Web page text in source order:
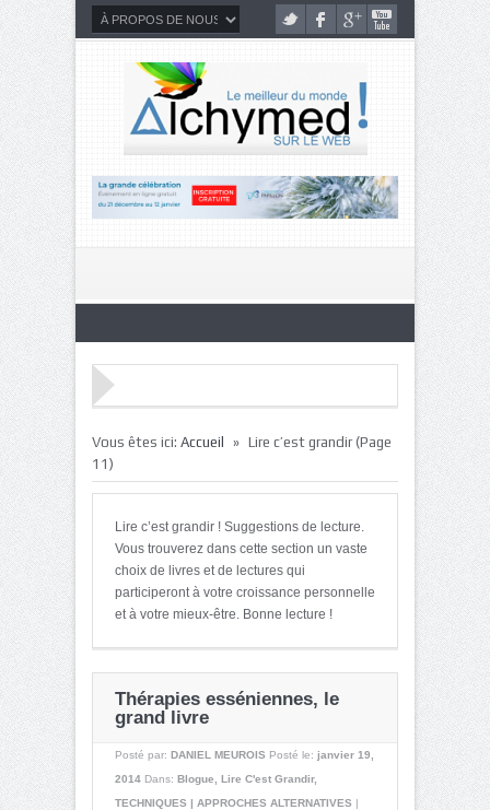
Vous êtes ici: Accueil » Lire c’est grandir(Page
11)
Lire c’est grandir ! Suggestions de lecture.
Vous trouverez dans cette section un vaste
choix de livres et de lectures qui
participeront à votre croissance personnelle
et à votre mieux-être. Bonne lecture !
Thérapies esséniennes, le
grand livre
Posté par: DANIEL MEUROIS Posté le: janvier 19,
2014 Dans: Blogue Lire C'est Grandir,
TECHNIQUES | APPROCHES ALTERNATIVES |